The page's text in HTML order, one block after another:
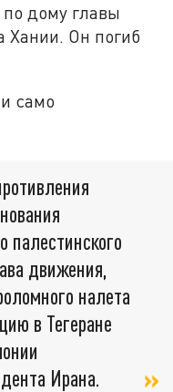
дому главы
Он погиб
само
палестинского
движения,
налета
в Тегеране
Ирана.